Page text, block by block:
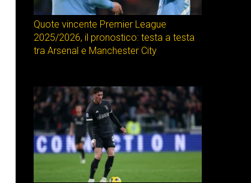
Quote vincente Premier League
2025/2026, il pronostico: testa a testa
tra Arsenal e Manchester City